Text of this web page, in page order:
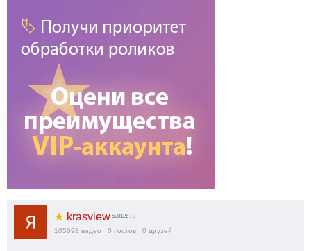
★ krasview 500126 | 0
105098 видео 0 постов 0 друзей